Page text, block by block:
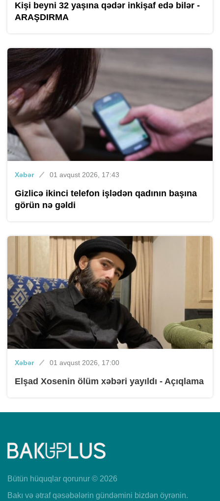
Kişi beyni 32 yaşına qədər inkişaf edə bilər -
ARAŞDIRMA
Xəbər 01 avqust 2026, 17:43
Gizlicə ikinci telefon işlədən qadının başına
görün nə gəldi
Xəbər 01 avqust 2026, 17:00
Elşad Xosenin ölüm xəbəri yayıldı - Açıqlama
Bütün hüquqlar qorunur © 2026
Bakı və ətraf qəsəbələrin gündəmini bizdən öyrənin.